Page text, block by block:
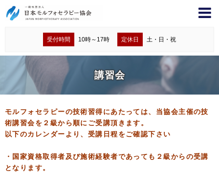
受付時間 10時～17時 定休日 土・日・祝
講習会
モルフォセラピーの技術習得にあたっては、当協会主催の技
術講習会を２級から順にご受講頂きます。
以下のカレンダーより、受講日程をご確認下さい
・国家資格取得者及び施術経験者であっても２級からの受講
となります。